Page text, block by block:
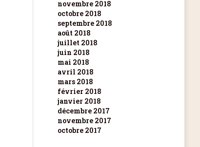
novembre 2018
octobre 2018
septembre 2018
août 2018
juillet 2018
juin 2018
mai 2018
avril 2018
mars 2018
février 2018
janvier 2018
décembre 2017
novembre 2017
octobre 2017